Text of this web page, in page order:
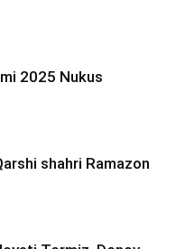
2025 Nukus
shahri Ramazon